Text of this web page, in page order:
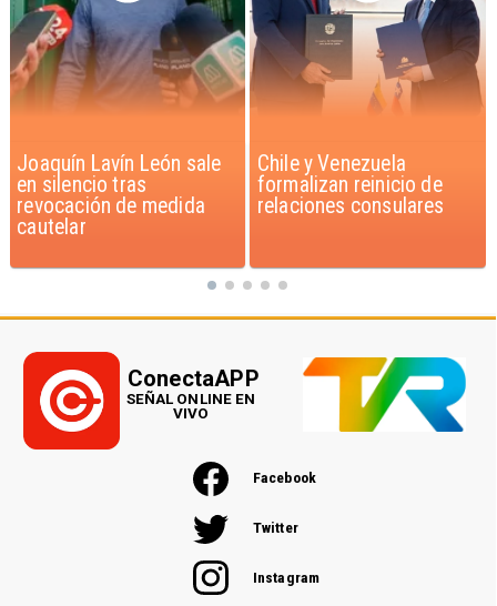
Chile y Venezuela
formalizan reinicio de
relaciones consulares
Feriantes rechazan
dichos de Camila Flores
sobre Fabiola Campillai
Facebook
Twitter
Instagram
ConectaAPP
SEÑAL ONLINE EN
VIVO